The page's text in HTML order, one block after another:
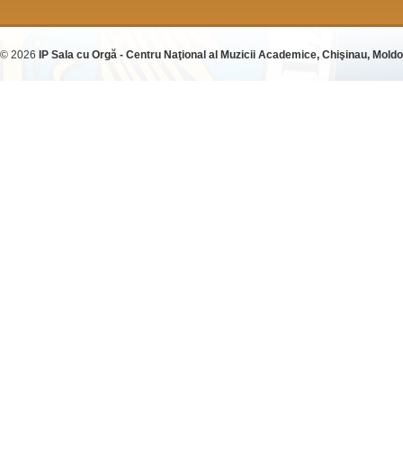
© 2026 IP Sala cu Orgă - Centru Naţional al Muzicii Academice, Chişinau,